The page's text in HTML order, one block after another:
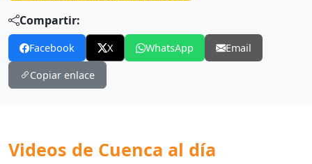
Compartir:
Facebook X WhatsApp Email
Copiar enlace
Videos de Cuenca al día